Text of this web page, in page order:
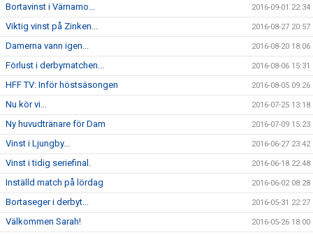
Bortavinst i Värnamo... 2016-09-01 22:34
Viktig vinst på Zinken... 2016-08-27 20:57
Damerna vann igen... 2016-08-20 18:06
Förlust i derbymatchen... 2016-08-06 15:31
HFF TV: Inför höstsäsongen 2016-08-05 09:26
Nu kör vi... 2016-07-25 13:18
Ny huvudtränare för Dam 2016-07-09 15:23
Vinst i Ljungby... 2016-06-27 23:42
Vinst i tidig seriefinal. 2016-06-18 22:48
Inställd match på lördag 2016-06-02 08:28
Bortaseger i derbyt... 2016-05-31 22:27
Välkommen Sarah! 2016-05-26 18:00